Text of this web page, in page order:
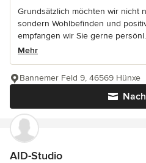
Grundsätzlich möchten wir nicht
sondern Wohlbefinden und
empfangen wir Sie gerne
Mehr
Bannemer Feld 9, 46569 Hünxe
AID-Studio